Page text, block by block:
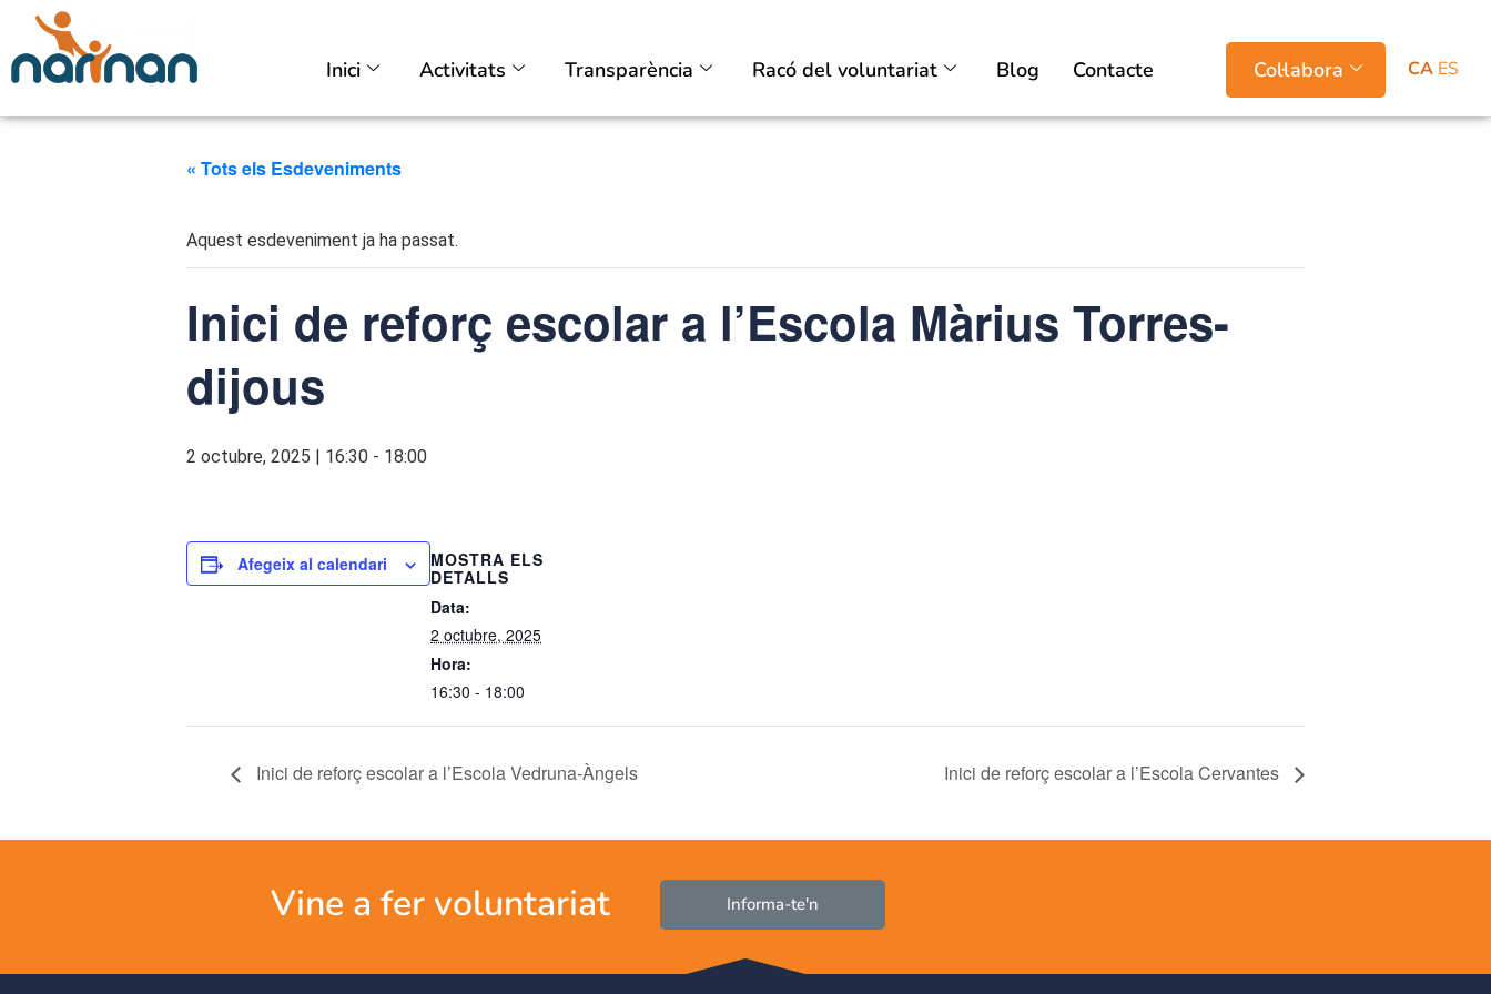
Inici Activitats Transparència Racó del voluntariat Blog Contacte Col·labora CA ES
« Tots els Esdeveniments
Aquest esdeveniment ja ha passat.
Inici de reforç escolar a l’Escola Màrius Torres-
dijous
2 octubre, 2025 | 16:30 - 18:00
Afegeix al calendari
MOSTRA ELS
DETALLS
Data:
2 octubre, 2025
Hora:
16:30 - 18:00
Inici de reforç escolar a l’Escola Vedruna-Àngels Inici de reforç escolar a l’Escola Cervantes
Vine a fer voluntariat Informa-te'n